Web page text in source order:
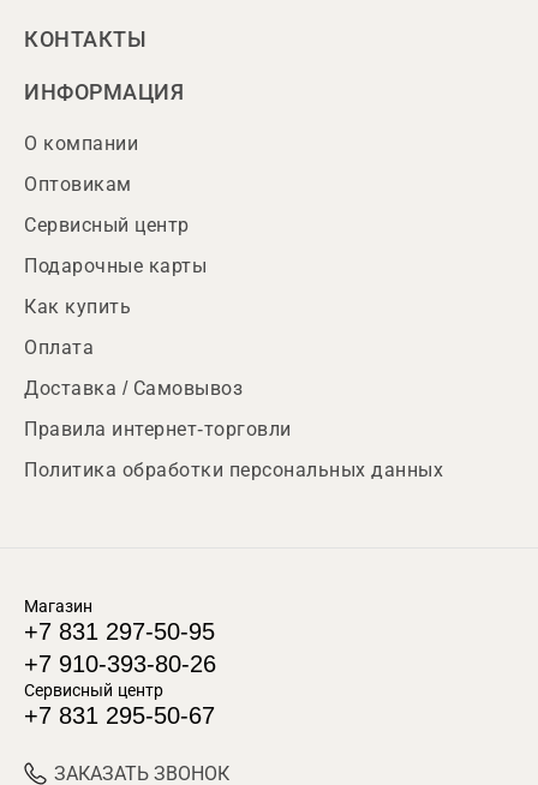
КОНТАКТЫ
ИНФОРМАЦИЯ
О компании
Оптовикам
Сервисный центр
Подарочные карты
Как купить
Оплата
Доставка / Самовывоз
Правила интернет-торговли
Политика обработки персональных данных
Магазин
+7 831 297-50-95
+7 910-393-80-26
Сервисный центр
+7 831 295-50-67
ЗАКАЗАТЬ ЗВОНОК